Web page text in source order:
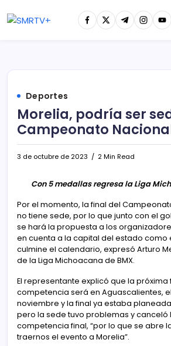
Deportes
Morelia, podría ser
Campeonato
3 de octubre de 2023 2 Min Read
Con 5 medallas regresa la Liga
Por el momento, la final del
no tiene sede, por lo que junto con el
se hará la propuesta a los
en cuenta a la capital del estado como
culmine el calendario, expresó Arturo
de la Liga Michoacana de BMX.
El representante explicó que la próxima
competencia será en Aguascalientes,
noviembre y la final ya estaba
pero la sede tuvo problemas y canceló
competencia final, “por lo que se abre
traernos el evento a Morelia”.